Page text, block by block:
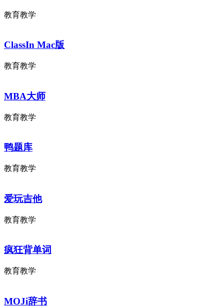
教育教学
ClassIn Mac版
教育教学
MBA大师
教育教学
鸭题库
教育教学
爱玩吉他
教育教学
疯狂背单词
教育教学
MOJi辞书